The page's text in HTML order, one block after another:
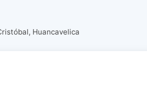
Huancavelica